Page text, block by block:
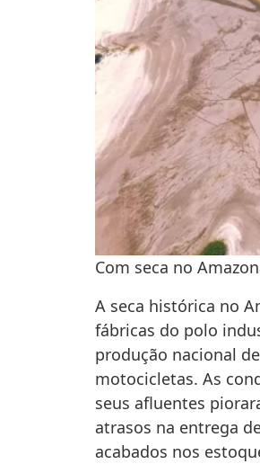
Com seca no
A seca histórica no
fábricas do polo
produção nacional
motocicletas. As
seus afluentes
atrasos na entrega
acabados nos